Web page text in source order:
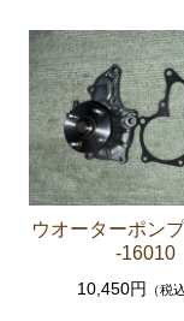
ーゲージ ホー
駆動パーツ（
シャフトブー
ウエザースト
ラベル
エアコン ヒー
ソアラ GZ20
ウオーターポン
-16010
10,450円 （税